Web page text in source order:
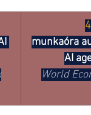
munkaóra
AI
World